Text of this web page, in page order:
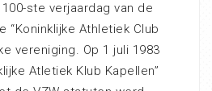
ste verjaardag van de
“Koninklijke Athletiek Club
vereniging. Op 1 juli 1983
Atletiek Klub Kapellen”